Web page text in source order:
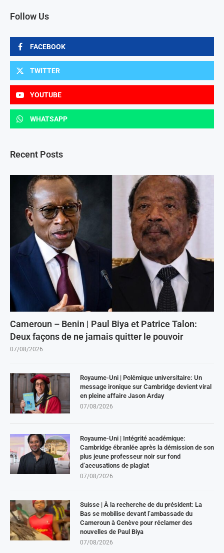
Follow Us
FACEBOOK
TWITTER
YOUTUBE
WHATSAPP
Recent Posts
Cameroun – Benin | Paul Biya et Patrice Talon:
Deux façons de ne jamais quitter le pouvoir
07/08/2026
Royaume-Uni | Polémique universitaire: Un
message ironique sur Cambridge devient viral
en pleine affaire Jason Arday
07/08/2026
Royaume-Uni | Intégrité académique:
Cambridge ébranlée après la démission de son
plus jeune professeur noir sur fond
d’accusations de plagiat
07/08/2026
Suisse | À la recherche de du président: La
Bas se mobilise devant l’ambassade du
Cameroun à Genève pour réclamer des
nouvelles de Paul Biya
07/08/2026